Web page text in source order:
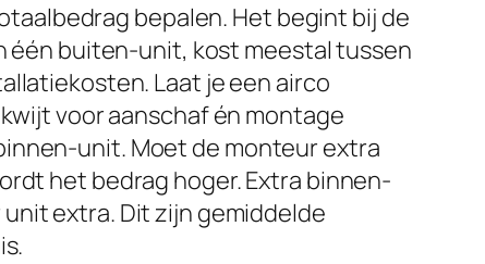
bepalen. Het begint bij de
één buiten-unit, kost meestal tussen
Laat je een airco
voor aanschaf én montage
unit. Moet de monteur extra
het bedrag hoger. Extra binnen-
extra. Dit zijn gemiddelde